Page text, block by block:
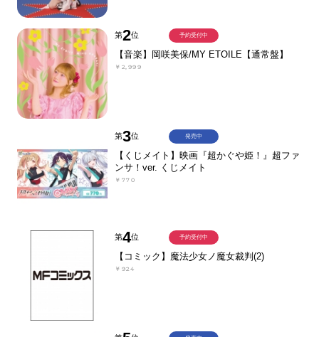
第2位
【音楽】岡咲美保/MY ETOILE【通常盤】
￥2,999
予約受付中
第3位
【くじメイト】映画『超かぐや姫！』超ファ
ンサ！ver. くじメイト
￥770
発売中
第4位
【コミック】魔法少女ノ魔女裁判(2)
￥924
予約受付中